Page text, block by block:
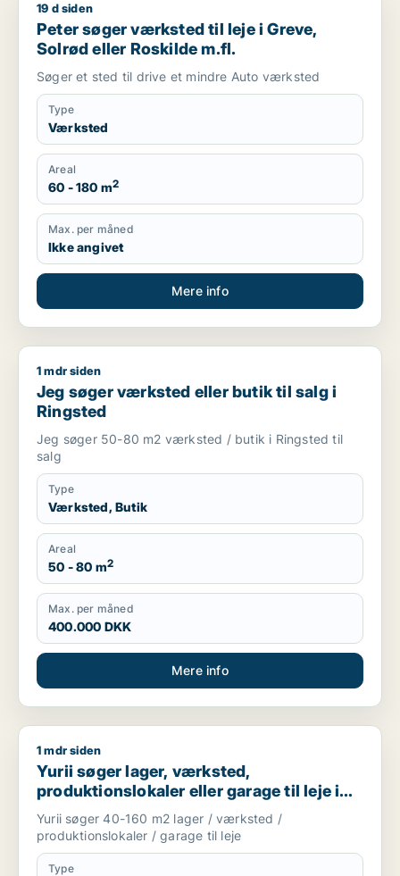
Peter søger værksted til leje i Greve, Solrød eller Roskilde
19 d siden
Peter søger værksted til leje i Greve,
Solrød eller Roskilde m.fl.
Søger et sted til drive et mindre Auto værksted
Type
Værksted
Areal
60 - 180 m2
Max. per måned
Ikke angivet
Mere info
Jeg søger værksted eller butik til salg i Ringsted
1 mdr siden
Jeg søger værksted eller butik til salg i
Ringsted
Jeg søger 50-80 m2 værksted / butik i Ringsted til
salg
Type
Værksted, Butik
Areal
50 - 80 m2
Max. per måned
400.000 DKK
Mere info
Yurii søger lager, værksted, produktionslokaler eller garage
1 mdr siden
Yurii søger lager, værksted,
produktionslokaler eller garage til leje i
Region Sjælland
Yurii søger 40-160 m2 lager / værksted /
produktionslokaler / garage til leje
Type